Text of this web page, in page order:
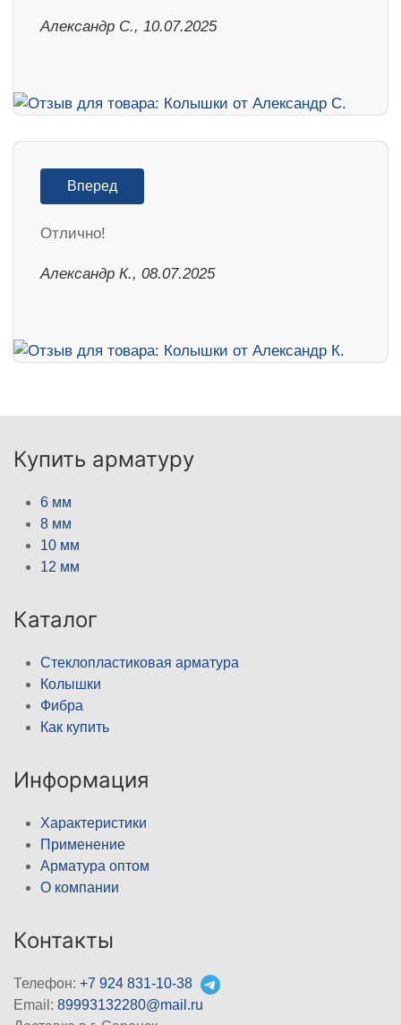
Александр С., 10.07.2025
Вперед
Отлично!
Александр К., 08.07.2025
Купить арматуру
6 мм
8 мм
10 мм
12 мм
Каталог
Стеклопластиковая арматура
Колышки
Фибра
Как купить
Информация
Характеристики
Применение
Арматура оптом
О компании
Контакты
Телефон: +7 924 831-10-38
Email: 89993132280@mail.ru